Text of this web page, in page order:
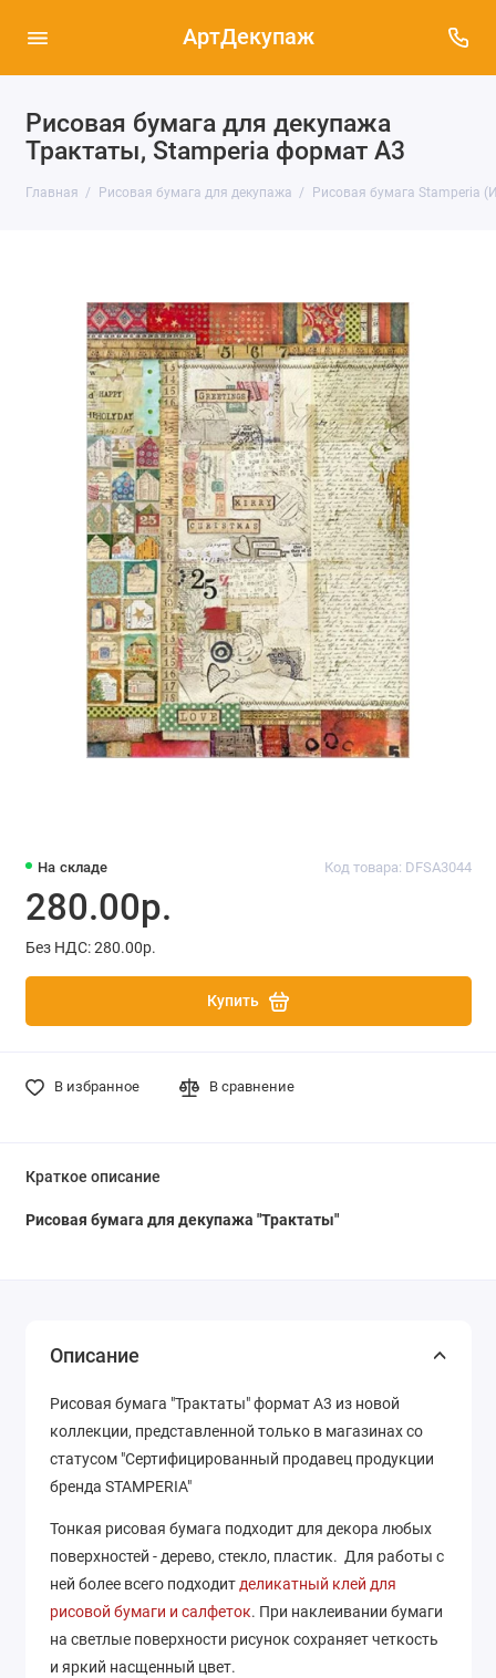
АртДекупаж
Рисовая бумага для декупажа
Трактаты, Stamperia формат А3
Главная Рисовая бумага для декупажа Рисовая бумага Stamperia
На складе Код товара: DFSA3044
280.00р.
Без НДС: 280.00р.
Купить
В избранное В сравнение
Краткое описание
Рисовая бумага для декупажа "Трактаты"
Описание
Рисовая бумага "Трактаты" формат А3 из новой
коллекции, представленной только в магазинах со
статусом "Сертифицированный продавец продукции
бренда STAMPERIA"
Тонкая рисовая бумага подходит для декора любых
поверхностей - дерево, стекло, пластик. Для работы с
ней более всего подходитделикатный клей для
рисовой бумаги и салфеток. При наклеивании бумаги
на светлые поверхности рисунок сохраняет четкость
и яркий насщенный цвет.